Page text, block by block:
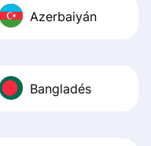
Azerbaiyán
Bangladés